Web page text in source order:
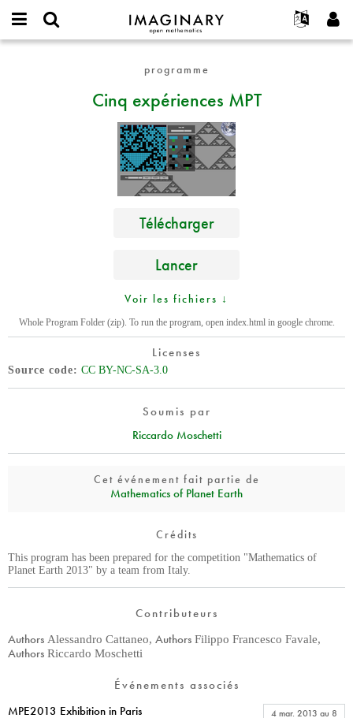
IMAGINARY
open
Français
Deutsch
한국어
Español
Türkçe
Programmes
Galeries
Interactif
Films
Textes
Plus...
Projets
Participer
Contact
Créer un nouveau compte
Demander un nouveau mot de passe
programme
Cinq expériences MPT
Télécharger
Lancer
Voir les fichiers ↓
Whole Program Folder (zip). To run the program, open index.html in google chrome.
Licenses
Source code CC BY-NC-SA-3.0
Soumis par
Riccardo Moschetti
Cet événement fait partie de
Mathematics of Planet Earth
Crédits
This program has been prepared for the competition "Mathematics of
Planet Earth 2013" by a team from Italy.
Contributeurs
Authors Alessandro Cattaneo, Authors Filippo Francesco Favale,
Authors Riccardo Moschetti
Événements associés
MPE2013 Exhibition in Paris
4 mar. 2013 au 8